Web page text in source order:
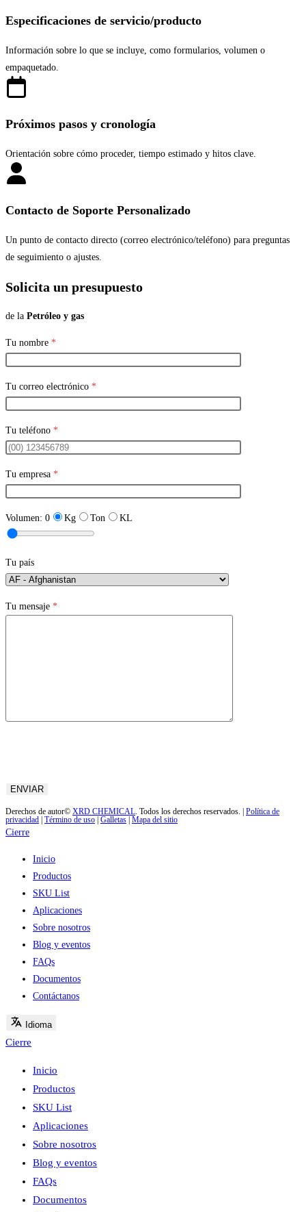
Especificaciones de servicio/producto
Información sobre lo que se incluye, como formularios, volumen o
empaquetado.
Próximos pasos y cronología
Orientación sobre cómo proceder, tiempo estimado y hitos clave.
Contacto de Soporte Personalizado
Un punto de contacto directo (correo electrónico/teléfono) para preguntas
de seguimiento o ajustes.
Solicita un presupuesto
de la Petróleo y gas
Tu nombre *
Tu correo electrónico *
Tu teléfono *
Tu empresa *
Volumen: 0 Kg Ton KL
Tu país
Tu mensaje *
Derechos de autor© XRD CHEMICAL. Todos los derechos reservados. | Política de
privacidad Término de uso Galletas Mapa del sitio
Cierre
Inicio
Productos
SKU List
Aplicaciones
Sobre nosotros
Blog y eventos
FAQs
Documentos
Contáctanos
Idioma
Cierre
Inicio
Productos
SKU List
Aplicaciones
Sobre nosotros
Blog y eventos
FAQs
Documentos